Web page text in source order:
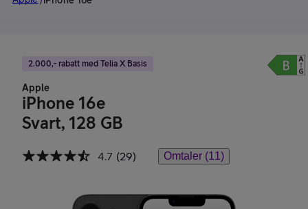
2.000,- rabatt med Telia X Basis
Apple
iPhone 16e
Svart, 128 GB
4.7 (29) Omtaler (11)